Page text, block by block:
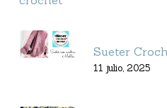
Sueter
11 julio, 2025